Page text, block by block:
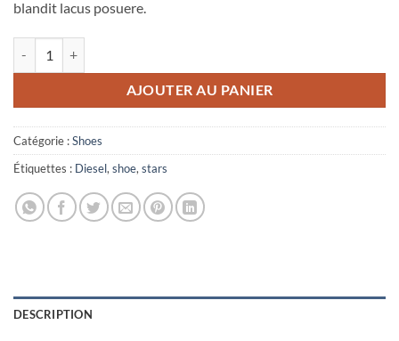
blandit lacus posuere.
AJOUTER AU PANIER
Catégorie :Shoes
Étiquettes : Diesel, shoe, stars
DESCRIPTION